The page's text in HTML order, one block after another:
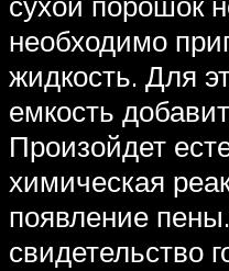
необходимо
жидкость. Для
емкость
Произойдет
химическая
появление
свидетельство